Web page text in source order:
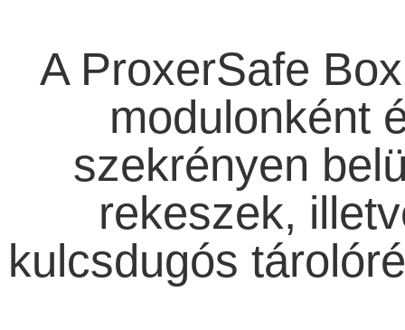
A ProxerSafe
modulonként
szekrényen
rekeszek,
kulcsdugós